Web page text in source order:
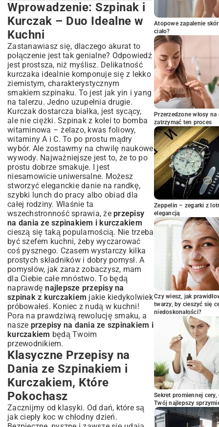
Wprowadzenie: Szpinak i Kurczak – Duo
Idealne w Kuchni
Klasyczne Przepisy na Dania ze
Szpinakiem i Kurczakiem, Które
Pokochasz
Soczysty Kurczak ze Szpinakiem w
Kremowym Sosie
Zapiekanka Makaronowa ze Szpinakiem i
Kurczakiem – Szybka Opcja na Obiad
Zdrowe i Niskokaloryczne Wariacje –
Idealne dla Aktywnych
Sałatka z Grillowanym Kurczakiem i
Świeżym Szpinakiem
Szpinakowe Kotleciki z Kurczakiem i
Warzywami
Orientalne i Egzotyczne Akcenty w
Dananiach ze Szpinakiem i Kurczakiem
Kurczak Curry ze Szpinakiem – Smak
Dalekich Podróży
Wok ze Szpinakiem, Kurczakiem i Noodle –
Ekspresowy Posiłek
Praktyczne Porady i Triki Kulinarne –
Jak Podkręcić Smak?
Wybór Składników – Świeżość to Klucz
Sposoby na Szybkie Przygotowanie
Szpinaku i Kurczaka
Podsumowanie: Nieskończone
Możliwości Kulinarnych Eksperymentów
Wprowadzenie: Szpinak i
Kurczak – Duo Idealne w
Kuchni
Zastanawiasz się, dlaczego akurat to
połączenie jest tak genialne? Odpowiedź
jest prostsza, niż myślisz. Delikatność
kurczaka idealnie komponuje się z lekko
ziemistym, charakterystycznym
smakiem szpinaku. To jest jak yin i yang
na talerzu. Jedno uzupełnia drugie.
Kurczak dostarcza białka, jest sycący,
ale nie ciężki. Szpinak z kolei to bomba
witaminowa – żelazo, kwas foliowy,
witaminy A i C. To po prostu mądry
wybór. Ale zostawmy na chwilę naukowe
wywody. Najważniejsze jest to, że to po
prostu dobrze smakuje. I jest
niesamowicie uniwersalne. Możesz
stworzyć eleganckie danie na randkę,
szybki lunch do pracy albo obiad dla
całej rodziny. Właśnie ta
wszechstronność sprawia, że przepisy
na dania ze szpinakiem i kurczakiem
cieszą się taką popularnością. Nie trzeba
być szefem kuchni, żeby wyczarować
coś pysznego. Czasem wystarczy kilka
prostych składników i dobry pomysł. A
pomysłów, jak zaraz zobaczysz, mam
dla Ciebie całe mnóstwo. To będą
naprawdęnajlepsze przepisy na
szpinak z kurczakiem jakie kiedykolwiek
próbowałeś. Koniec z nudą w kuchni!
Pora na prawdziwą rewolucję smaku, a
nasze przepisy na dania ze szpinakiem i
kurczakiem będą Twoim
przewodnikiem.
Klasyczne Przepisy na
Dania ze Szpinakiem i
Kurczakiem, Które
Pokochasz
Zacznijmy od klasyki. Od dań, które są
jak ciepły koc w chłodny dzień.
Atopowe zapalenie
ciało?
Przerzedzone włosy
zatrzymać ten proces
Zeppelin – zegarki z
elegancją
Czy wiesz, jak
twarzy, by cieszyć się
niedoskonałości?
Sekret promiennej
Twój najlepszy